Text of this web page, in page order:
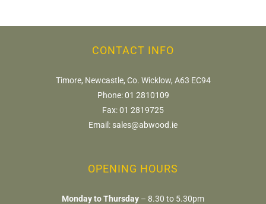
online
CONTACT INFO
Timore, Newcastle, Co. Wicklow, A63 EC94
Phone:01 2810109
Fax:01 2819725
Email: sales@abwood.ie
OPENING HOURS
Monday to Thursday – 8.30 to 5.30pm